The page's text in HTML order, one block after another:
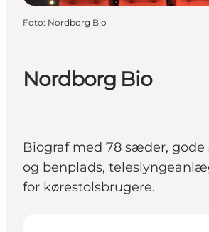
Nordborg Bio
Biograf med 78 sæder, gode
og benplads,
for kørestolsbrugere.
Foto: Nordborg Bio